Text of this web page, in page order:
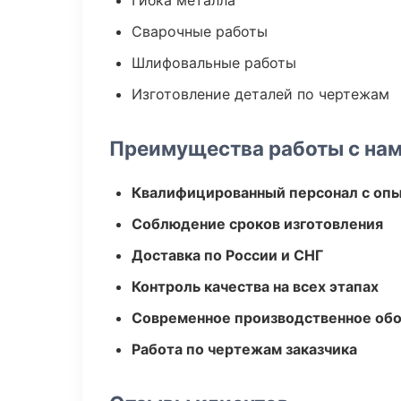
Сварочные работы
Шлифовальные работы
Изготовление деталей по чертежам
Преимущества работы с
Квалифицированный персонал с
Соблюдение сроков изготовления
Доставка по России и СНГ
Контроль качества на всех этапах
Современное производственное
Работа по чертежам заказчика